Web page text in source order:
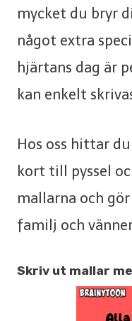
mycket du bryr
något extra
hjärtans dag är
kan enkelt
Hos oss hittar
kort till pyssel
mallarna och
familj och
Skriv ut mallar